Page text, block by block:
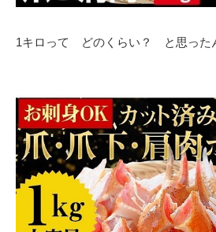
1キロって どのくらい？ と思った